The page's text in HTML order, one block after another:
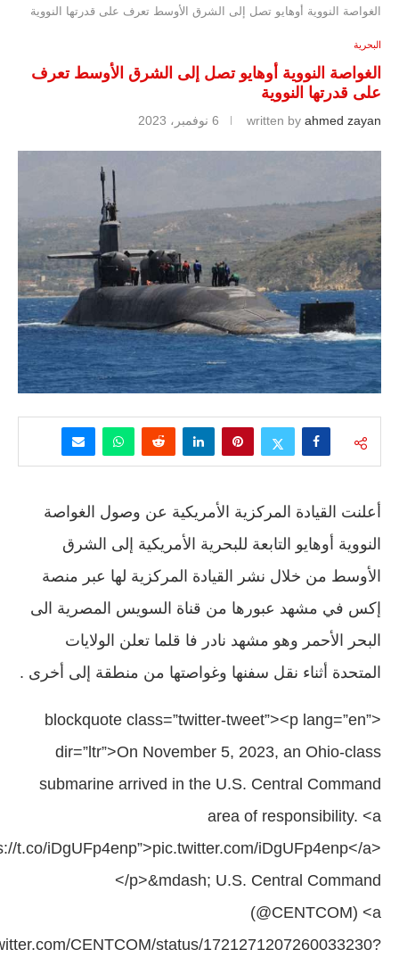
الغواصة النووية أوهايو تصل إلى الشرق الأوسط تعرف على قدرتها النووية
البحرية
الغواصة النووية أوهايو تصل إلى الشرق الأوسط تعرف
على قدرتها النووية
written by ahmed zayan 6 نوفمبر، 2023
أعلنت القيادة المركزية الأمريكية عن وصول الغواصة
النووية أوهايو التابعة للبحرية الأمريكية إلى الشرق
الأوسط من خلال نشر القيادة المركزية لها عبر منصة
إكس في مشهد عبورها من قناة السويس المصرية الى
البحر الأحمر وهو مشهد نادر فا قلما تعلن الولايات
المتحدة أثناء نقل سفنها وغواصتها من منطقة إلى أخرى .
<blockquote class=”twitter-tweet”><p lang=”en”
dir=”ltr”>On November 5, 2023, an Ohio-class
submarine arrived in the U.S. Central Command
area of responsibility. <a
t.co/iDgUFp4enp”>pic.twitter.com/iDgUFp4enp</a>
</p>&mdash; U.S. Central Command
(@CENTCOM) <a
CENTCOM/status/1721271207260033230?